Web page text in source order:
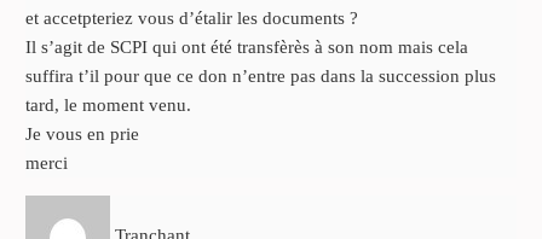
et accetpteriez vous d’étalir les documents ?
Il s’agit de SCPI qui ont été transfèrès à son nom mais cela
suffira t’il pour que ce don n’entre pas dans la succession plus
tard, le moment venu.
Je vous en prie
merci